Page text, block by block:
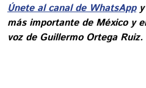
Únete al canal de WhatsAppy
más importante de México y
voz de Guillermo Ortega Ruiz.